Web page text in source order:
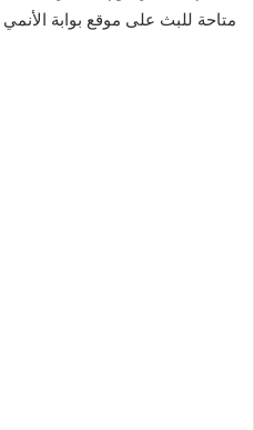
متاحة للبث على موقع بوابة الأنمي GateAnime.